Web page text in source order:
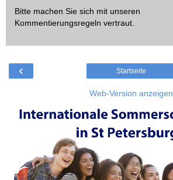
Bitte machen Sie sich mit unseren
Kommentierungsregeln vertraut.
‹ Startseite
Web-Version anzeigen